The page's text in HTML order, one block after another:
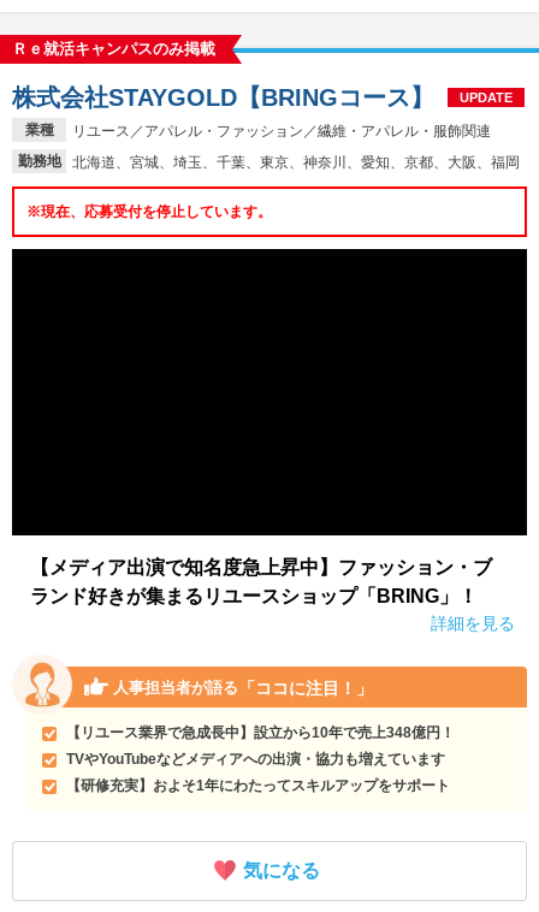
Ｒｅ就活キャンパスのみ掲載
業種
リユース／アパレル・ファッション／繊維・アパレル・服飾関連
勤務地
北海道、宮城、埼玉、千葉、東京、神奈川、愛知、京都、大阪、福岡
株式会社STAYGOLD【BRINGコース】 UPDATE
※現在、応募受付を停止しています。
【メディア出演で知名度急上昇中】ファッション・ブ
ランド好きが集まるリユースショップ「BRING」！
詳細を見る
人事担当者が語る 「ココに注目！」
【リユース業界で急成長中】設立から10年で売上348億円！
TVやYouTubeなどメディアへの出演・協力も増えています
【研修充実】およそ1年にわたってスキルアップをサポート
気になる